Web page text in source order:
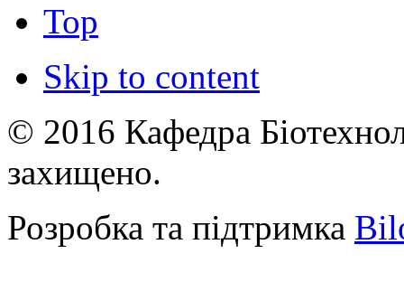
Top
Skip to content
© 2016 Кафедра
захищено.
Розробка та підтримка